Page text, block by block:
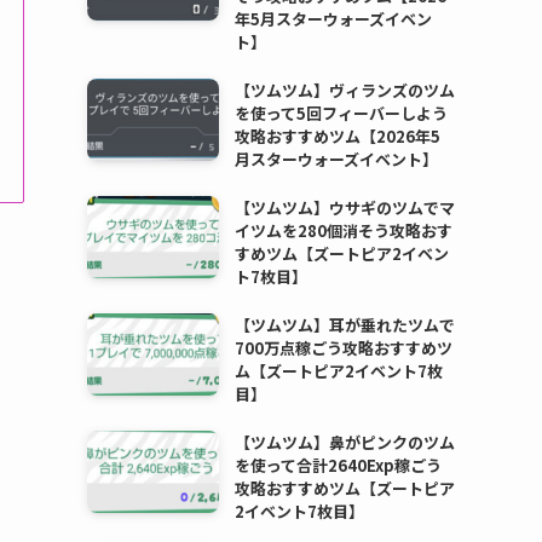
年5月スターウォーズイベン
ト】
【ツムツム】ヴィランズのツム
を使って5回フィーバーしよう
攻略おすすめツム【2026年5
月スターウォーズイベント】
【ツムツム】ウサギのツムでマ
イツムを280個消そう攻略おす
すめツム【ズートピア2イベン
ト7枚目】
【ツムツム】耳が垂れたツムで
700万点稼ごう攻略おすすめツ
ム【ズートピア2イベント7枚
目】
【ツムツム】鼻がピンクのツム
を使って合計2640Exp稼ごう
攻略おすすめツム【ズートピア
2イベント7枚目】